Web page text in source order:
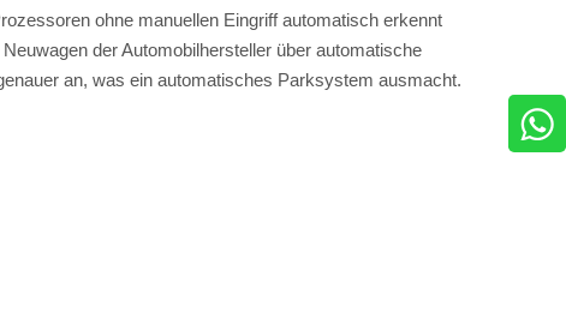
ohne manuellen Eingriff automatisch erkennt
der Automobilhersteller über automatische
an, was ein automatisches Parksystem ausmacht.